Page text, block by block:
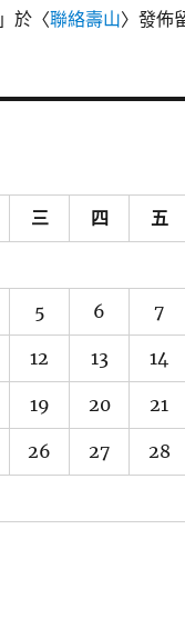
」於〈聯絡壽山〉發佈
三 四 五
5 6 7
12 13 14
19 20 21
26 27 28